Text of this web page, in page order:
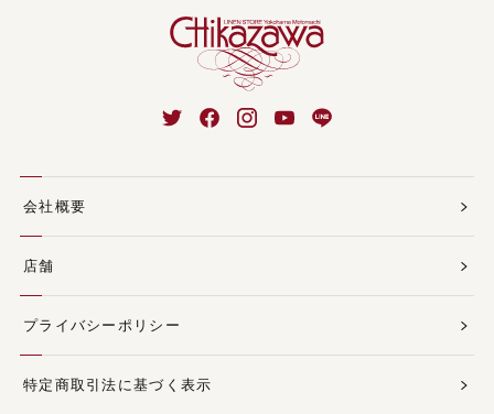
会社概要
店舗
プライバシーポリシー
特定商取引法に基づく表示